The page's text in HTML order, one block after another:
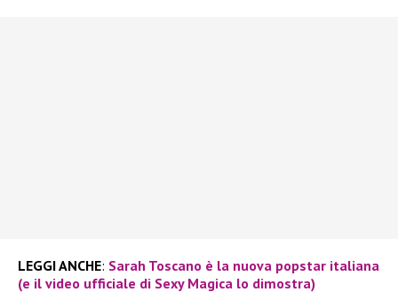
LEGGI ANCHE: Sarah Toscano è la nuova popstar italiana
(e il video ufficiale di Sexy Magica lo dimostra)